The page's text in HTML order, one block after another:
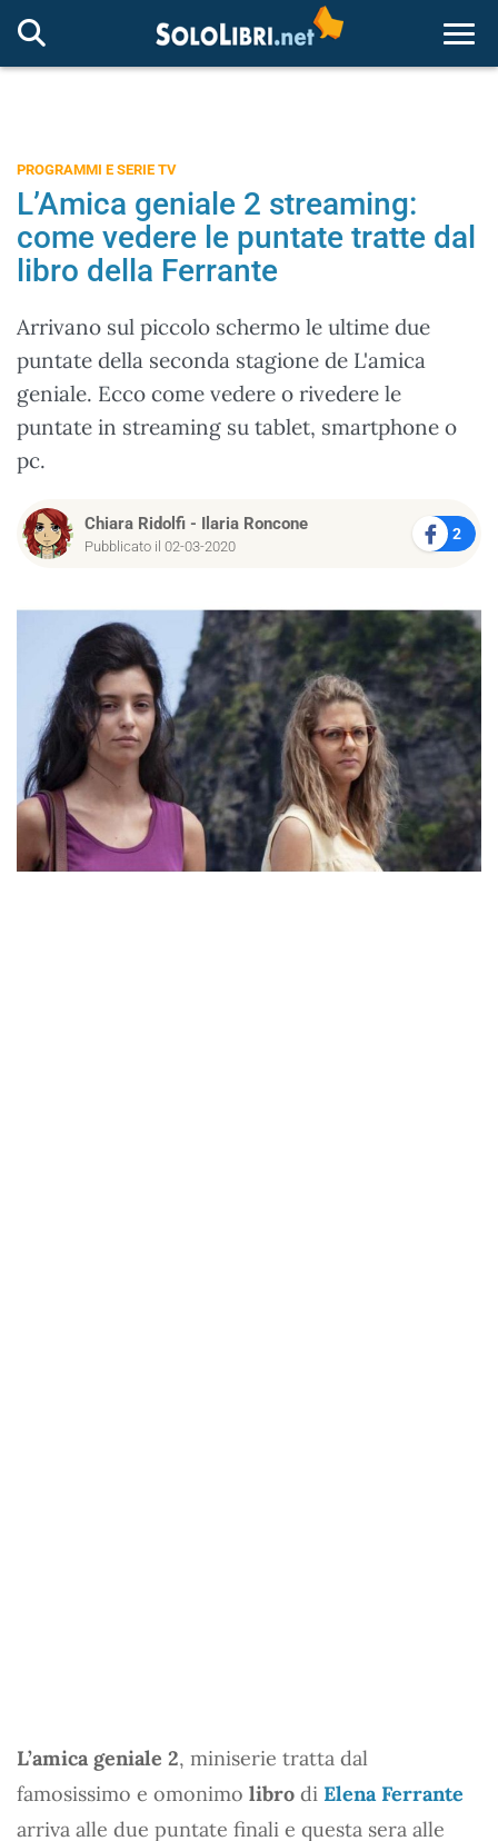
PROGRAMMI E SERIE TV
L’Amica geniale 2 streaming:
come vedere le puntate tratte dal
libro della Ferrante
Arrivano sul piccolo schermo le ultime due
puntate della seconda stagione de L'amica
geniale. Ecco come vedere o rivedere le
puntate in streaming su tablet, smartphone o
pc.
Chiara Ridolfi - Ilaria Roncone
Pubblicato il 02-03-2020
2
L’amica geniale 2, miniserie tratta dal
famosissimo e omonimo libro di Elena Ferrante
arriva alle due puntate finali e questa sera alle